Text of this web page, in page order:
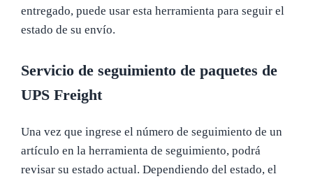
entregado, puede usar esta herramienta para seguir el
estado de su envío.
Servicio de seguimiento de paquetes de
UPS Freight
Una vez que ingrese el número de seguimiento de un
artículo en la herramienta de seguimiento, podrá
revisar su estado actual. Dependiendo del estado, el